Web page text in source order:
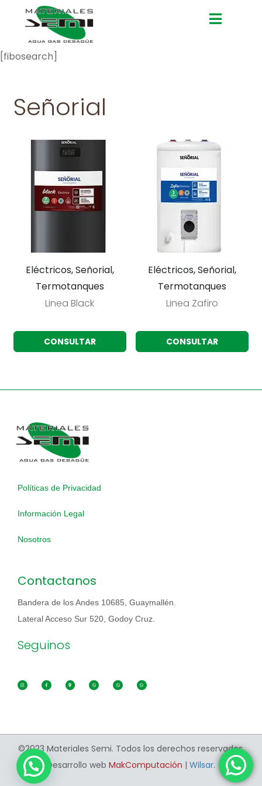
[fibosearch]
Señorial
Eléctricos, Señorial,
Termotanques
Linea Black
CONSULTAR
Eléctricos, Señorial,
Termotanques
Linea Zafiro
CONSULTAR
Políticas de Privacidad
Información Legal
Nosotros
Contactanos
Bandera de los Andes 10685, Guaymallén.
Lateral Acceso Sur 520, Godoy Cruz.
Seguinos
©2023 Materiales Semi. Todos los derechos reservados.
Desarrollo web MakComputación | Wilsar.